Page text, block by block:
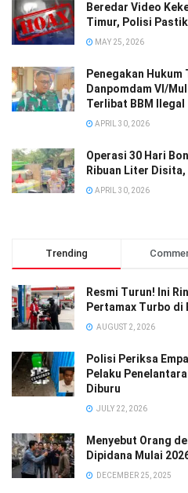
Beredar Video
Timur, Polisi
MAY 25, 2026
Penegakan Hukum
Danpomdam VI/
Terlibat BBM Ilegal
APRIL 30, 2026
Operasi 30 Hari
Ribuan Liter
APRIL 30, 2026
Trending
Resmi Turun! Ini
Pertamax Turbo di
AUGUST 2, 2026
Polisi Periksa
Pelaku
Diburu
JULY 22, 2026
Menyebut Orang
Dipidana Mulai
DECEMBER 25, 2025